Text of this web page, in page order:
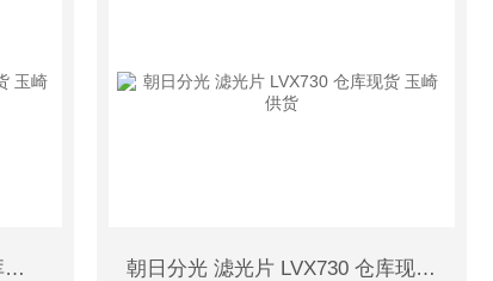
春日 离子风机 KD-750B-2仓库现货 玉崎供货 朝日分光 滤光片 LVX730 仓库现货 玉崎供货